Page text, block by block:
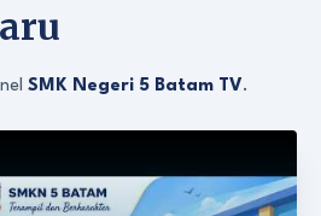
SMK Negeri 5 Batam TV.